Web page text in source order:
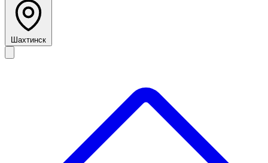
Шахтинск